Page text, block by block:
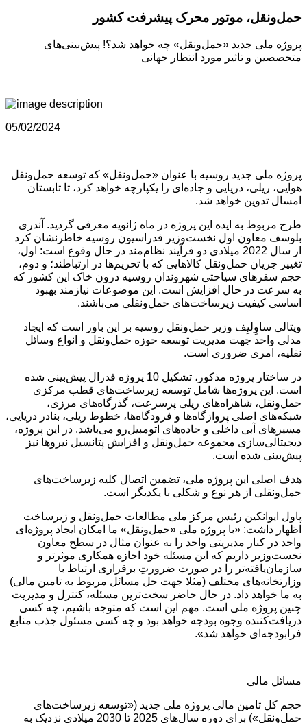
حمل‌ونقل، موتور محرک پیشرفت کشور
پروژه ملی جدید «حمل‌ونقل» چه خواهد شد؟! پیش‌بینی‌های
متخصصین و تاثیر مورد انتظار جهانی
05/02/2024
پروژه ملی جدید روسیه با عنوان «حمل‌ونقل» که توسعه حمل‌ونقل
هوایی، ریلی، دریایی و جاده‌ای را یکپارچه خواهد کرد، تا تابستان
امسال تدوین خواهد شد.
طرح مربوط به ایده این پروژه در ماه ژانویه معرفی گردید. آندری
بلوسف معاون اول نخست‌وزیر فدراسیون روسیه خاطرنشان کرد
از سال 2022 میلادی دو فرآیند نظام‌مند در حال وقوع است: اول،
تغییر جریان حمل‌ونقل کالاهایی که با تحریم‌ها در ارتباطند؛ و دوم،
حجم سفرهای سیاحتی شهروندان روسیه درون خاک این کشور که
به سرعت در حال افزایش است. این موضوعات نیازمند بهبود
اساسی کیفیت زیرساخت‌های حمل‌ونقلی می‌باشند.
ویتالی ساوِلیِف وزیر حمل‌ونقل روسیه بر این باور است که ایجاد
مدلی واحد جهت مدیریت توسعه حوزه حمل‌ونقل و انواع وسائل
نقلیه، امری ضروری است.
در ساختار پروژه مذکور، تشکیل 10 پروژه فدرال پیش‌بینی شده
است. این پروژه‌ها شامل توسعه زیرساخت‌های قطب مرکزی
حمل‌ونقل، شاهراه‌های ریلی پرسرعت، گذرگاه‌های مرزی،
شبکه‌های اصلی پروازگاه‌ها و فرودگاه‌ها، خطوط ریلی، بنادر دریایی،
مسیرهای آبی داخلی و جاده‌های اتومبیل‌رو می‌باشد. در این پروژه،
دیجیتالی‌سازی مجموعه حمل‌ونقل و افزایش پتانسیل نیروها نیز
پیش‌بینی شده است.
هدف اصلی این پروژه ملی، تضمین اتصال کلیه زیرساخت‌های
حمل‌ونقلی از هر نوع و شکلی با یکدیگر است.
پاول ایوانکین رئیس مرکز ملی مطالعات حمل‌ونقل و زیرساخت
اظهار داشت: «با پروژه ملی «حمل‌ونقل» ما امکان ایجاد پروژه‌ای
واحد در کنار مدیریتی واحد را به عنوان مثال در سطح معاون
نخست‌وزیر داریم که این مسئله خود اجازه همکاری موثرتر و
سازمان‌یافته‌تر را در صورت ضرورتِ برقراری ارتباط با
وزارتخانه‌های مختلف (مثلا جهت حل مسائل مربوط به تامین مالی)
به ما خواهد داد. در حال حاضر سخت‌ترین مسئله، کنترل و مدیریت
چنین پروژه ملی است. مهم این است که متوجه باشیم، چه کسی
دریافت‌کننده وجوه بودجه خواهد بود و چه کسی مسئول جذب منابع
فرابودجه‌ای خواهد شد».
مسائل مالی
حجم کل تامین مالی پروژه ملی جدید («توسعه زیرساخت‌های
حمل‌ونقل») برای دوره سال‌های 2025 تا 2030 میلادی نزدیک به